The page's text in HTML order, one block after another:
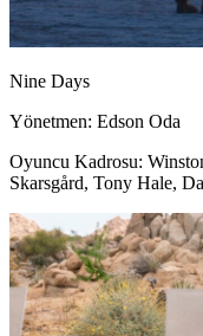
Nine Days
Yönetmen: Edson Oda
Oyuncu Kadrosu:
Skarsgård, Tony Hale,